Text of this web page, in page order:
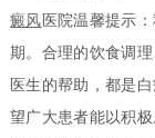
癜风 医院温馨提示
期。合理的饮食调
医生的帮助，都是
望广大患者能以积